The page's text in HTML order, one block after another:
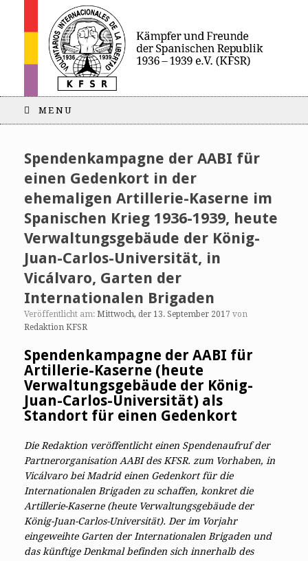
MENU
Spendenkampagne der AABI für
einen Gedenkort in der
ehemaligen Artillerie-Kaserne im
Spanischen Krieg 1936-1939, heute
Verwaltungsgebäude der König-
Juan-Carlos-Universität, in
Vicálvaro, Garten der
Internationalen Brigaden
Veröffentlicht am: Mittwoch, der 13. September 2017 von
Redaktion KFSR
Spendenkampagne der AABI für
Artillerie-Kaserne (heute
Verwaltungsgebäude der König-
Juan-Carlos-Universität) als
Standort für einen Gedenkort
Die Redaktion veröffentlicht einen Spendenaufruf der
Partnerorganisation AABI des KFSR. zum Vorhaben, in
Vicálvaro bei Madrid einen Gedenkort für die
Internationalen Brigaden zu schaffen, konkret die
Artillerie-Kaserne (heute Verwaltungsgebäude der
König-Juan-Carlos-Universität). Der im Vorjahr
eingeweihte Garten der Internationalen Brigaden und
das künftige Denkmal befinden sich innerhalb des